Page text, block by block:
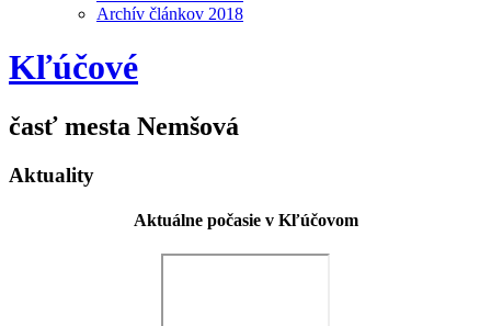
Archív článkov 2018
Kľúčové
časť mesta Nemšová
Aktuality
Aktuálne počasie v Kľúčovom